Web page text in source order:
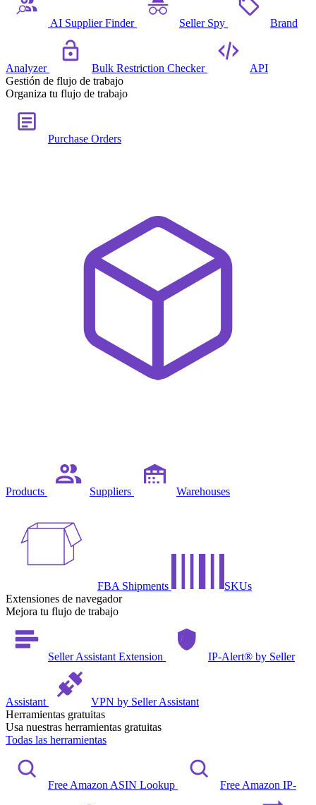
AI Supplier Finder Seller Spy Brand
Analyzer Bulk Restriction Checker
API
Gestión de flujo de trabajo
Organiza tu flujo de trabajo
Purchase Orders
Products Suppliers Warehouses
FBA Shipments
SKUs
Extensiones de navegador
Mejora tu flujo de trabajo
Seller Assistant Extension IP-Alert® by Seller
Assistant
VPN by Seller Assistant
Herramientas gratuitas
Usa nuestras herramientas gratuitas
Todas las herramientas
Free Amazon ASIN Lookup Free Amazon IP-